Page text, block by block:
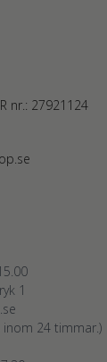
nr.: 27921124
1
inom 24 timmar.)